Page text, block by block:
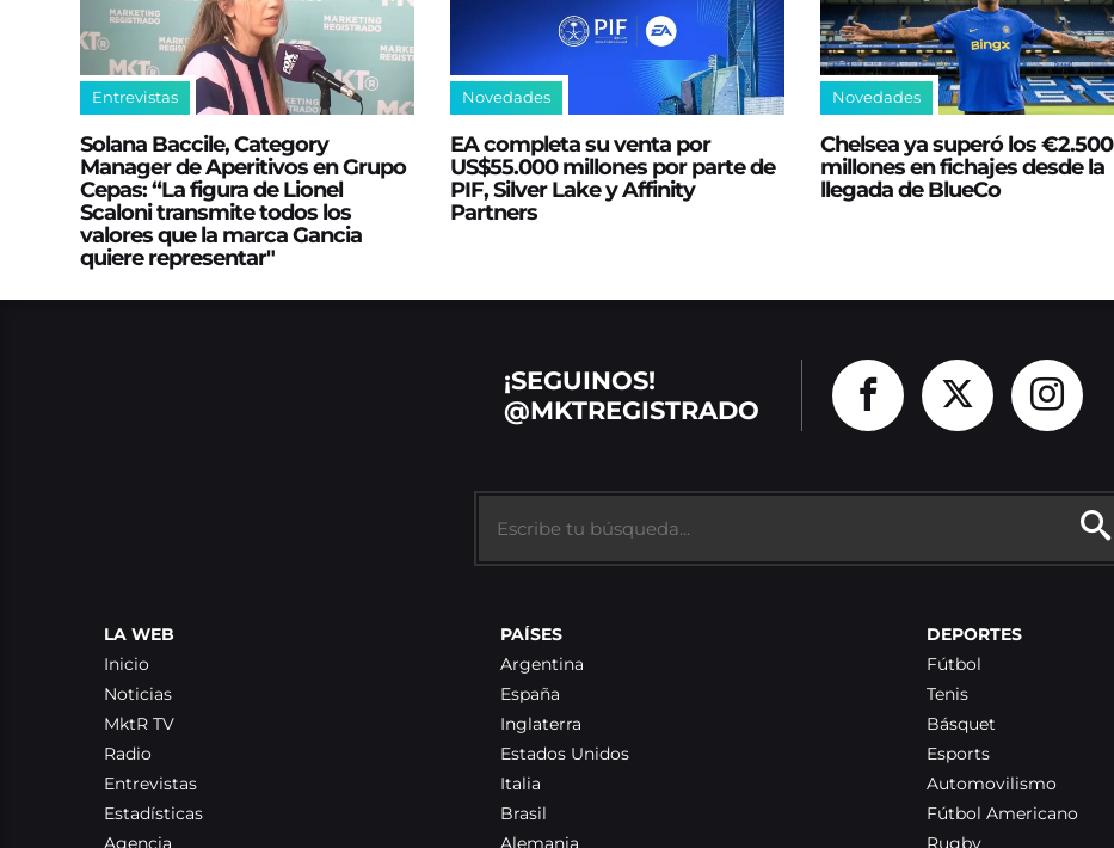
Entrevistas
Solana Baccile, Category
Manager de Aperitivos en Grupo
Cepas: “La figura de Lionel
Scaloni transmite todos los
valores que la marca Gancia
quiere representar"
Novedades
EA completa su venta por
US$55.000 millones por parte de
PIF, Silver Lake y Affinity
Partners
Novedades
Chelsea ya superó los €2.500
millones en fichajes desde la
llegada de BlueCo
¡SEGUINOS!
@MKTREGISTRADO
LA WEB
Inicio
Noticias
MktR TV
Radio
Entrevistas
Estadísticas
Agencia
PAÍSES
Argentina
España
Inglaterra
Estados Unidos
Italia
Brasil
Alemania
DEPORTES
Fútbol
Tenis
Básquet
Esports
Automovilismo
Fútbol Americano
Rugby